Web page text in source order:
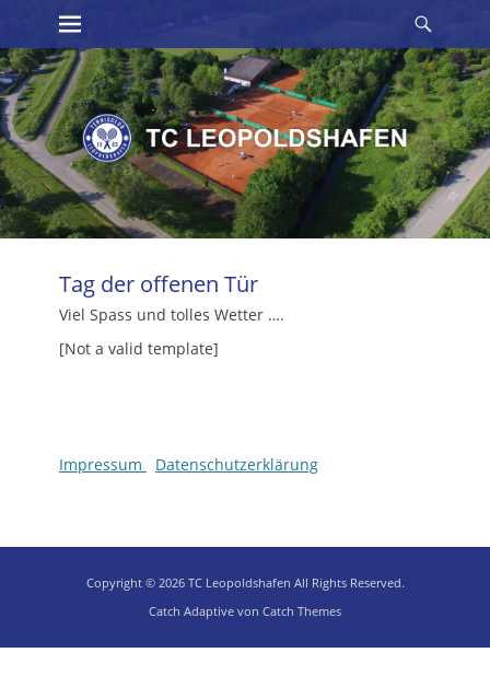
Zum
Inhalt:
Erstes Menü
Tag der offenen Tür
Viel Spass und tolles Wetter ….
[Not a valid template]
Impressum Datenschutzerklärung
Copyright © 2026 TC Leopoldshafen All Rights Reserved.
Catch Adaptive von Catch Themes